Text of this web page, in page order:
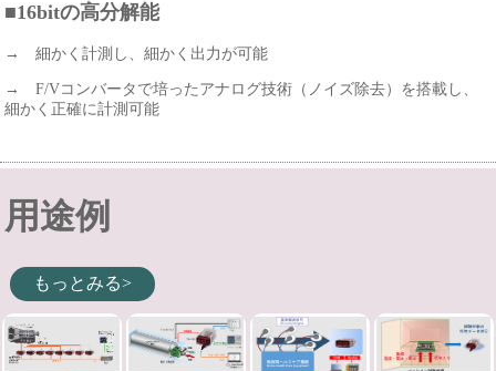
■16bitの高分解能
→ 細かく計測し、細かく出力が可能
→ F/Vコンバータで培ったアナログ技術（ノイズ除去）を搭載し、
細かく正確に計測可能
用途例
もっとみる>